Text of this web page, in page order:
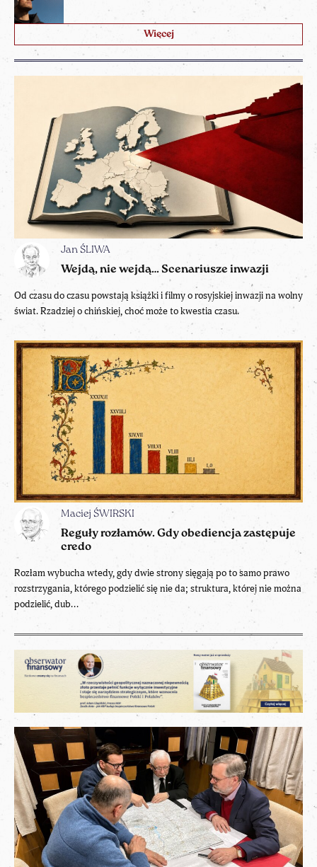
Więcej
Jan ŚLIWA
Wejdą, nie wejdą… Scenariusze inwazji
Od czasu do czasu powstają książki i filmy o rosyjskiej inwazji na wolny
świat. Rzadziej o chińskiej, choć może to kwestia czasu.
Maciej ŚWIRSKI
Reguły rozłamów. Gdy obediencja zastępuje
credo
Rozłam wybucha wtedy, gdy dwie strony sięgają po to samo prawo
rozstrzygania, którego podzielić się nie da; struktura, której nie można
podzielić, dub...